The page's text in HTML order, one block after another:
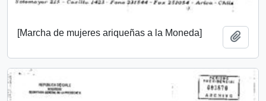
[Marcha de mujeres ariqueñas a la Moneda]